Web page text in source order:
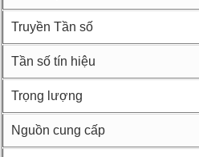
Truyền Tần số
Tần số tín hiệu
Trọng lượng
Nguồn cung cấp